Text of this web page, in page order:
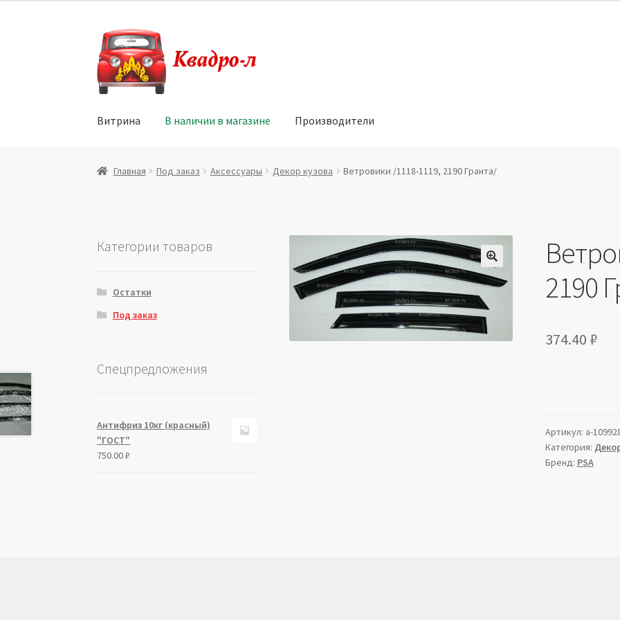
Перейти
к
навигации
Перейти
к
содержимому
Витрина В наличии в магазине Производители
Главная Витрина Мой аккаунт Политика в отношении обработки персональных данных
Главная Под заказ Аксессуары Декор кузова Ветровики /1118-1119, 2190 Гранта/
🔍
2190
374.40 ₽
Артикул: a-
Категория:
Бренд: PSA
Категории товаров
Остатки
Под заказ
Спецпредложения
Антифриз 10кг (красный)
"ГОСТ"
750.00₽